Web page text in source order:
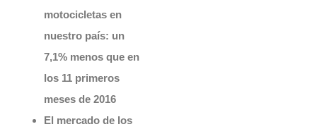
motocicletas en
nuestro país: un
7,1% menos que en
los 11 primeros
meses de 2016
El mercado de los